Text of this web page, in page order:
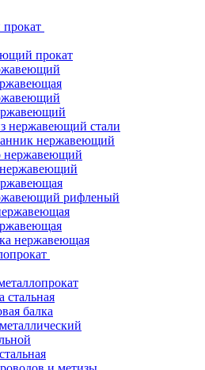
прокат
нержавеющий стали
нержавеющий
нержавеющий
рифленый
нержавеющая
стальная
балка